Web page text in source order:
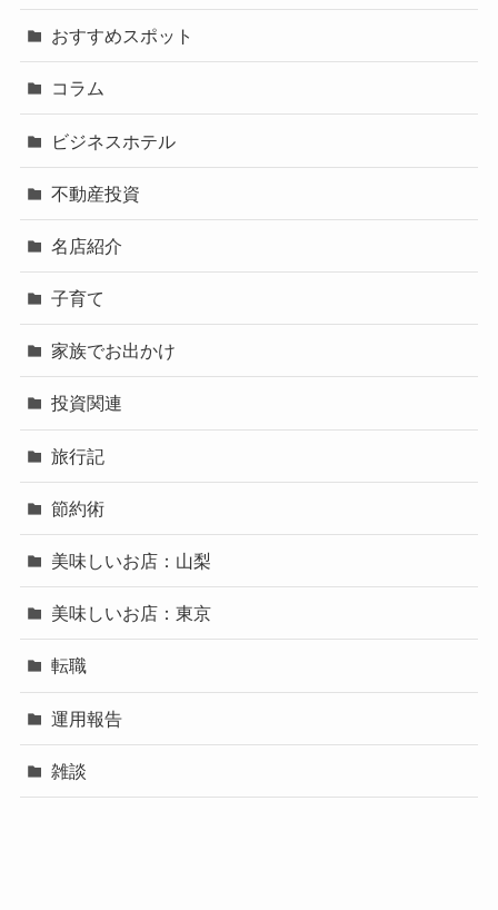
おすすめスポット
コラム
ビジネスホテル
不動産投資
名店紹介
子育て
家族でお出かけ
投資関連
旅行記
節約術
美味しいお店：山梨
美味しいお店：東京
転職
運用報告
雑談